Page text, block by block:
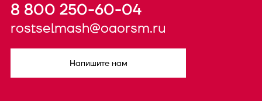
8 800 250-60-04
rostselmash@oaorsm.ru
Напишите нам